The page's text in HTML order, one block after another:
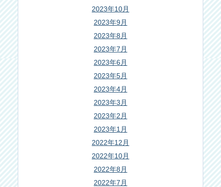
2023年10月
2023年9月
2023年8月
2023年7月
2023年6月
2023年5月
2023年4月
2023年3月
2023年2月
2023年1月
2022年12月
2022年10月
2022年8月
2022年7月